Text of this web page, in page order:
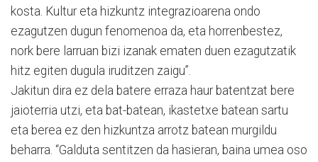
kosta. Kultur eta hizkuntz integrazioarena ondo
ezagutzen dugun fenomenoa da, eta horrenbestez,
nork bere larruan bizi izanak ematen duen ezagutzatik
hitz egiten dugula iruditzen zaigu”.
Jakitun dira ez dela batere erraza haur batentzat bere
jaioterria utzi, eta bat-batean, ikastetxe batean sartu
eta berea ez den hizkuntza arrotz batean murgildu
beharra. “Galduta sentitzen da hasieran, baina umea oso